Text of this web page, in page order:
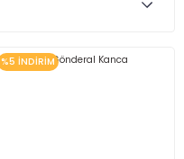
%5 İNDİRİM